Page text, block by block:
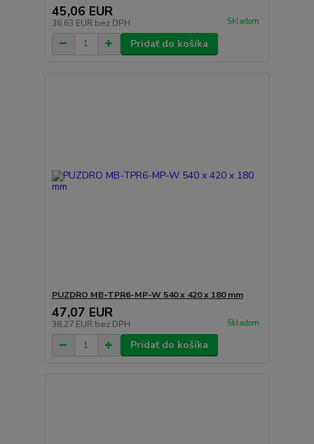
45,06 EUR
36,63 EUR bez DPH Skladom
Pridať do košíka
PUZDRO MB-TPR6-MP-W 540 x 420 x 180 mm
47,07 EUR
38,27 EUR bez DPH Skladom
Pridať do košíka